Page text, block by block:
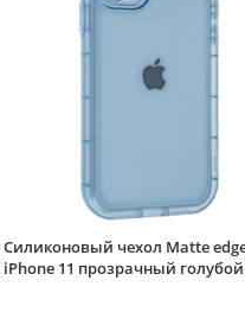
Силиконовый чехол Matte
iPhone 11 прозрачный голубой